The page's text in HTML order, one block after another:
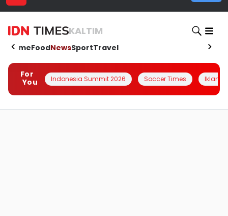
KALTIM
HomeFoodNewsSportTravel
For
You
Indonesia Summit 2026 Soccer Times Iklanin